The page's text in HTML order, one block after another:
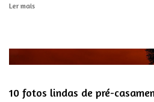
Ler mais
10 fotos lindas de pré-